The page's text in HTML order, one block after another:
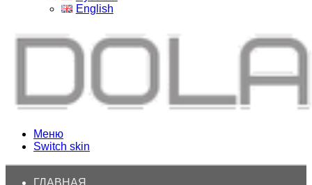
English
Меню
Switch skin
ГЛАВНАЯ